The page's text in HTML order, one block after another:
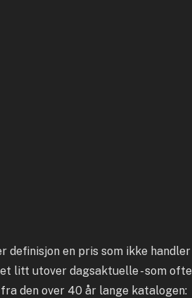
definisjon en pris som ikke handler
litt utover dagsaktuelle - som ofte
den over 40 år lange katalogen: